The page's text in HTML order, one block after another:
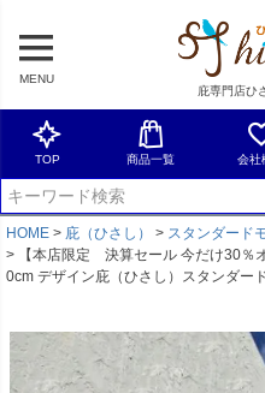
MENU
庇専門店ひ
TOP 商品一覧 会社
HOME 庇（ひさし） スタンダード
【本店限定 決算セール 今だけ30％
0cm デザイン庇（ひさし）スタンダー